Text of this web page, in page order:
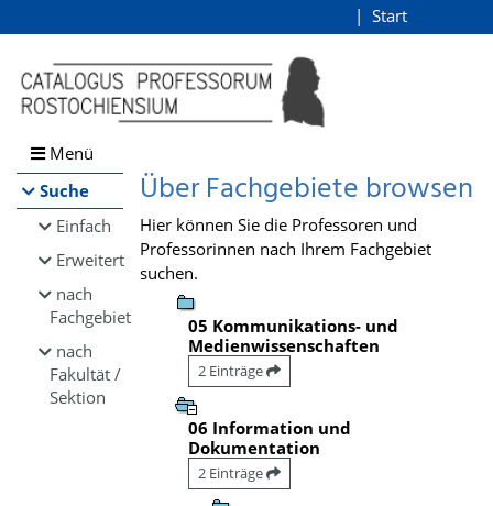
Browsen
direkt zum Inhalt
Start
Menü
Suche
Einfach
Erweitert
nach
Fachgebiet
nach
Fakultät /
Sektion
Über Fachgebiete browsen
Hier können Sie die Professoren und
Professorinnen nach Ihrem Fachgebiet
suchen.
05 Kommunikations- und
Medienwissenschaften
2 Einträge
06 Information und
Dokumentation
2 Einträge